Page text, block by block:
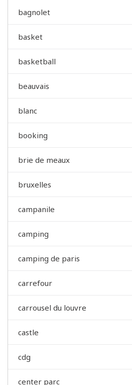
bagnolet
basket
basketball
beauvais
blanc
booking
brie de meaux
bruxelles
campanile
camping
camping de paris
carrefour
carrousel du louvre
castle
cdg
center parc